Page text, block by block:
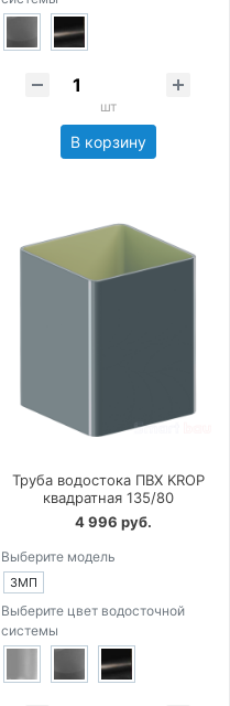
шт
В корзину
Труба водостока ПВХ KROP
квадратная 135/80
4 996 руб.
Выберите модель
3МП
Выберите цвет водосточной
системы